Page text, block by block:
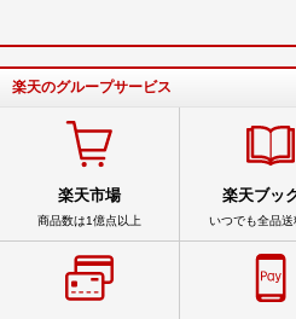
楽天のグループサービス
楽天市場
商品数は1億点以上
楽天ブッ
いつでも全品